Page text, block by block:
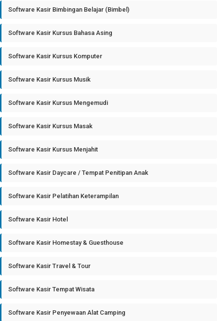
Software Kasir Bimbingan Belajar (Bimbel)
Software Kasir Kursus Bahasa Asing
Software Kasir Kursus Komputer
Software Kasir Kursus Musik
Software Kasir Kursus Mengemudi
Software Kasir Kursus Masak
Software Kasir Kursus Menjahit
Software Kasir Daycare / Tempat Penitipan Anak
Software Kasir Pelatihan Keterampilan
Software Kasir Hotel
Software Kasir Homestay & Guesthouse
Software Kasir Travel & Tour
Software Kasir Tempat Wisata
Software Kasir Penyewaan Alat Camping